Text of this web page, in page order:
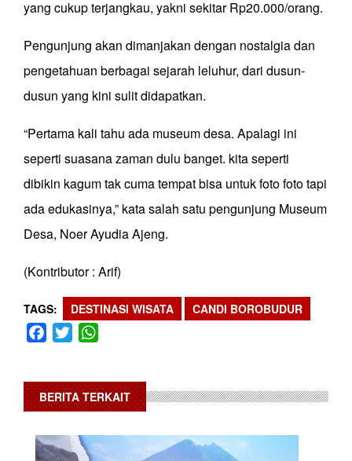
yang cukup terjangkau, yakni sekitar Rp20.000/orang.
Pengunjung akan dimanjakan dengan nostalgia dan
pengetahuan berbagai sejarah leluhur, dari dusun-
dusun yang kini sulit didapatkan.
“Pertama kali tahu ada museum desa. Apalagi ini
seperti suasana zaman dulu banget. kita seperti
dibikin kagum tak cuma tempat bisa untuk foto foto tapi
ada edukasinya,” kata salah satu pengunjung Museum
Desa, Noer Ayudia Ajeng.
(Kontributor : Arif)
TAGS DESTINASI WISATA CANDI BOROBUDUR
Facebook
Twitter
BERITA TERKAIT